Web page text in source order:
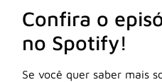
Confira o
no Spotify!
Se você quer saber mais